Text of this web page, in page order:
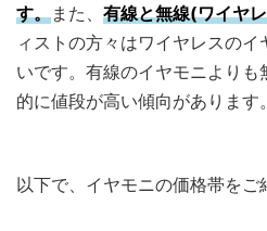
す。また、 有線と無線(ワイヤ
ィストの方々はワイヤレスの
いです。有線のイヤモニより
的に値段が高い傾向があります。
以下で、イヤモニの価格帯をご